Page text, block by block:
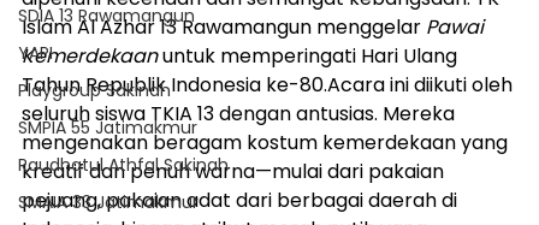
SDIA 13 Rawamangun
YAPI
Playgroup Sakinah
SMPIA 55 Jatimakmur
Raudhatul Athfal Sakinah
SMAIA 33 Jatimakmur
Islam Al Azhar 13 Rawamangun menggelar Pawai
Kemerdekaan untuk memperingati Hari Ulang
Tahun Republik Indonesia ke-80.Acara ini diikuti oleh
seluruh siswa TKIA 13 dengan antusias. Mereka
mengenakan beragam kostum kemerdekaan yang
kreatif dan penuh warna—mulai dari pakaian
pejuang, pakaian adat dari berbagai daerah di